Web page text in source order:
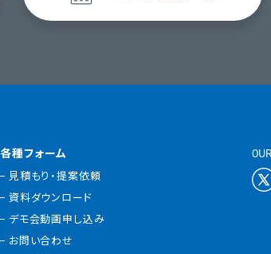
各種フォーム
見積もり・提案依頼
資料ダウンロード
デモ会動画申し込み
お問い合わせ